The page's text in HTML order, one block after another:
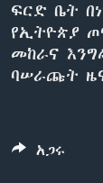
ቋንቋዎች
ፍርድ ቤት
የኢትዮጵያ
መከራና
ባሠራጩት
አጋሩ